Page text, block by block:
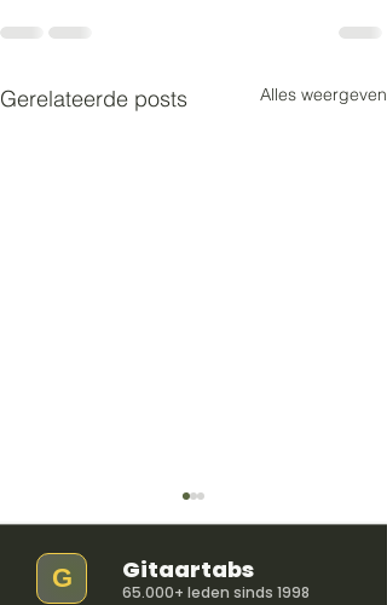
Gerelateerde posts Alles weergeven
G Gitaartabs
65.000+ leden sinds 1998